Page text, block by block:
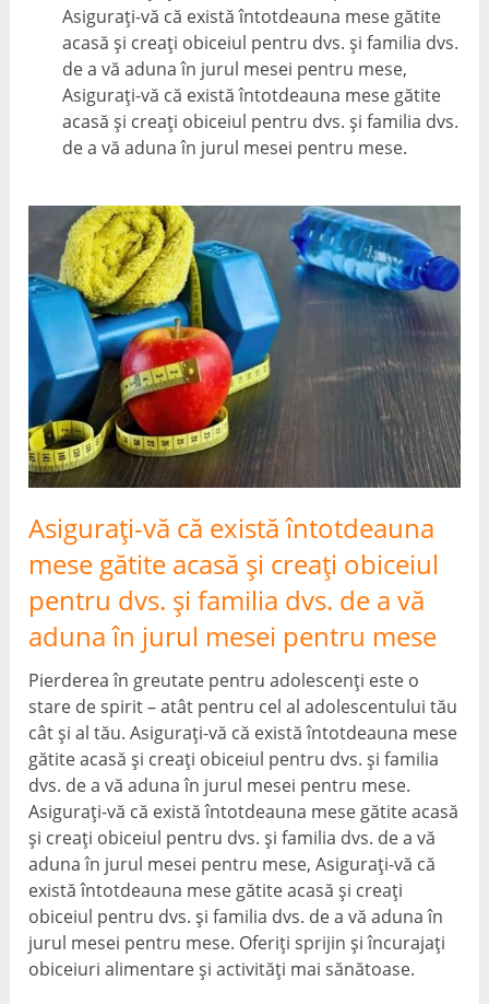
Asigurați-vă că există întotdeauna mese gătite
acasă și creați obiceiul pentru dvs. și familia dvs.
de a vă aduna în jurul mesei pentru mese,
Asigurați-vă că există întotdeauna mese gătite
acasă și creați obiceiul pentru dvs. și familia dvs.
de a vă aduna în jurul mesei pentru mese.
Asigurați-vă că există întotdeauna
mese gătite acasă și creați obiceiul
pentru dvs. și familia dvs. de a vă
aduna în jurul mesei pentru mese
Pierderea în greutate pentru adolescenți este o
stare de spirit – atât pentru cel al adolescentului tău
cât și al tău. Asigurați-vă că există întotdeauna mese
gătite acasă și creați obiceiul pentru dvs. și familia
dvs. de a vă aduna în jurul mesei pentru mese.
Asigurați-vă că există întotdeauna mese gătite acasă
și creați obiceiul pentru dvs. și familia dvs. de a vă
aduna în jurul mesei pentru mese, Asigurați-vă că
există întotdeauna mese gătite acasă și creați
obiceiul pentru dvs. și familia dvs. de a vă aduna în
jurul mesei pentru mese. Oferiți sprijin și încurajați
obiceiuri alimentare și activități mai sănătoase.